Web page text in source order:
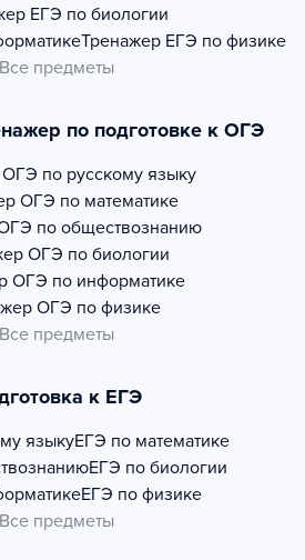
ЕГЭ по биологии
Тренажер ЕГЭ по физике
Все предметы
по подготовке к ОГЭ
ОГЭ по русскому языку
ОГЭ по математике
по обществознанию
ОГЭ по биологии
ОГЭ по информатике
ОГЭ по физике
Все предметы
к ЕГЭ
языкуЕГЭ по математике
ЕГЭ по биологии
ЕГЭ по физике
Все предметы